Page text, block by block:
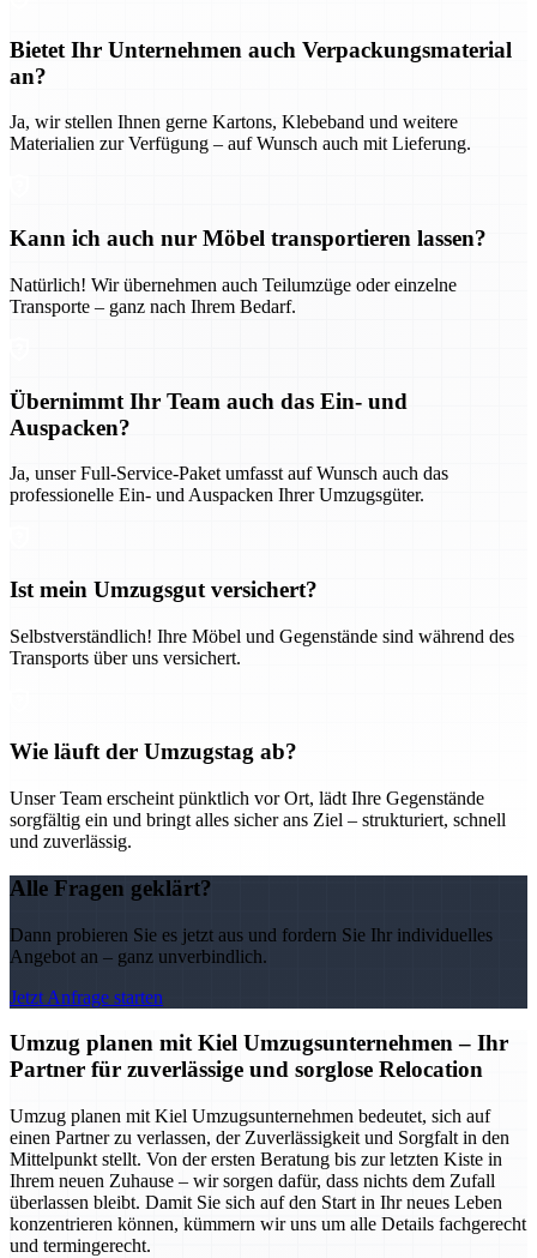
Bietet Ihr Unternehmen auch Verpackungsmaterial
an?
Ja, wir stellen Ihnen gerne Kartons, Klebeband und weitere
Materialien zur Verfügung – auf Wunsch auch mit Lieferung.
Kann ich auch nur Möbel transportieren lassen?
Natürlich! Wir übernehmen auch Teilumzüge oder einzelne
Transporte – ganz nach Ihrem Bedarf.
Übernimmt Ihr Team auch das Ein- und
Auspacken?
Ja, unser Full-Service-Paket umfasst auf Wunsch auch das
professionelle Ein- und Auspacken Ihrer Umzugsgüter.
Ist mein Umzugsgut versichert?
Selbstverständlich! Ihre Möbel und Gegenstände sind während des
Transports über uns versichert.
Wie läuft der Umzugstag ab?
Unser Team erscheint pünktlich vor Ort, lädt Ihre Gegenstände
sorgfältig ein und bringt alles sicher ans Ziel – strukturiert, schnell
und zuverlässig.
Alle Fragen geklärt?
Dann probieren Sie es jetzt aus und fordern Sie Ihr individuelles
Angebot an – ganz unverbindlich.
Jetzt Anfrage starten
Umzug planen mit Kiel Umzugsunternehmen – Ihr
Partner für zuverlässige und sorglose Relocation
Umzug planen mit Kiel Umzugsunternehmen bedeutet, sich auf
einen Partner zu verlassen, der Zuverlässigkeit und Sorgfalt in den
Mittelpunkt stellt. Von der ersten Beratung bis zur letzten Kiste in
Ihrem neuen Zuhause – wir sorgen dafür, dass nichts dem Zufall
überlassen bleibt. Damit Sie sich auf den Start in Ihr neues Leben
konzentrieren können, kümmern wir uns um alle Details fachgerecht
und termingerecht.